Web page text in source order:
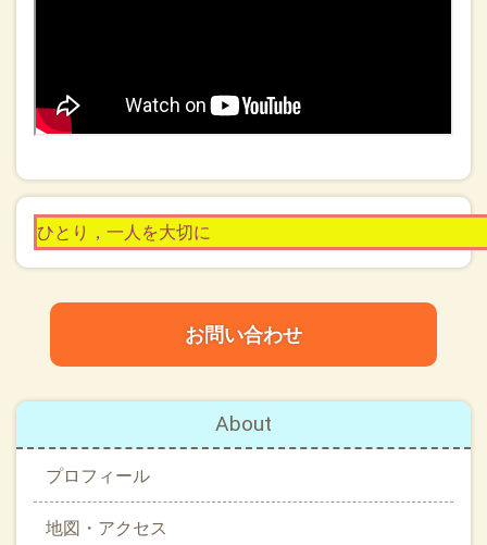
ひとり，一人を大切に
お問い合わせ
About
プロフィール
地図・アクセス